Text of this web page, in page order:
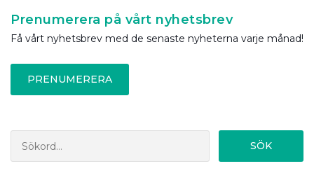
Prenumerera på vårt nyhetsbrev
Få vårt nyhetsbrev med de senaste nyheterna varje månad!
PRENUMERERA
SÖK